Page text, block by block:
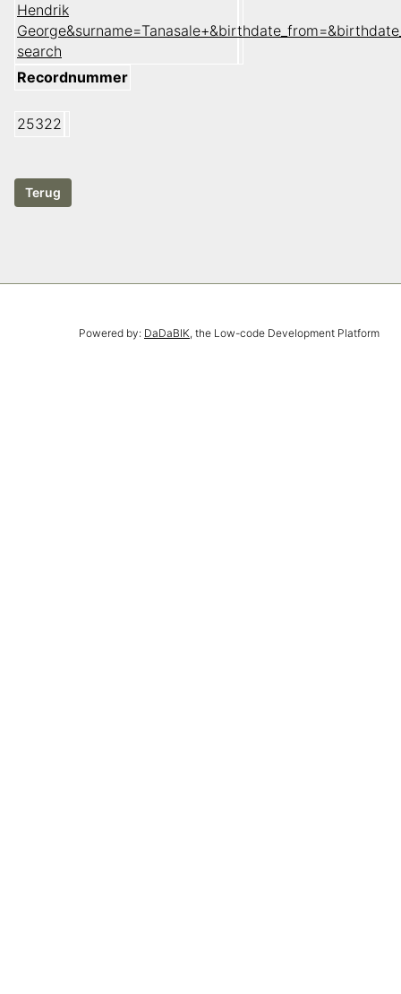
Hendrik
search
Recordnummer
25322
Powered by: DaDaBIK, the Low-code Development Platform